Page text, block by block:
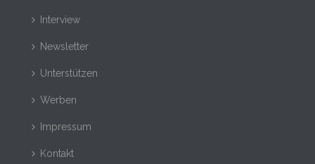
Interview
Newsletter
Unterstützen
Werben
Impressum
Kontakt